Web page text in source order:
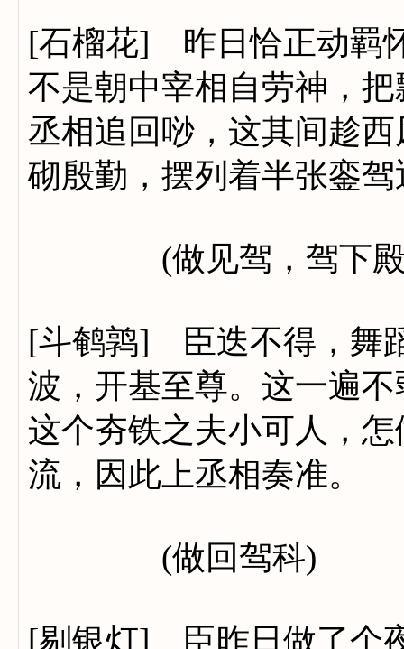
[石榴花] 昨日恰正动羁
不是朝中宰相自劳神，
丞相追回唦，这其间趁
砌殷勤，摆列着半张銮
(做见驾，驾下殿
[斗鹌鹑] 臣迭不得，舞
波，开基至尊。这一遍
这个夯铁之夫小可人，
流，因此上丞相奏准。
(做回驾科)
[剔银灯] 臣昨日做了个